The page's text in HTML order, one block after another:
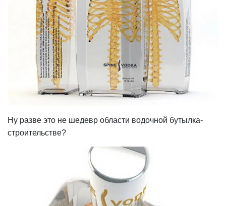
Ну разве это не шедевр области водочной бутылка-
строительстве?